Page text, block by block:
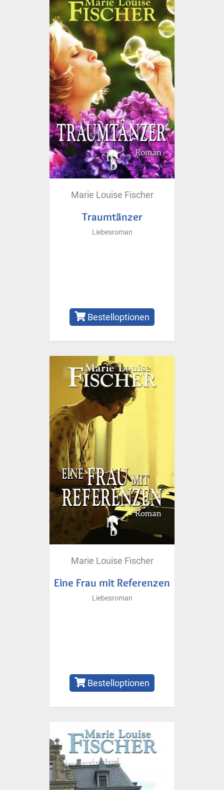
Marie Louise Fischer
Traumtänzer
Liebesroman
Bestelloptionen
Marie Louise Fischer
Eine Frau mit Referenzen
Liebesroman
Bestelloptionen